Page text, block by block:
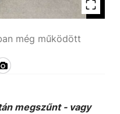
még működött
megszűnt - vagy